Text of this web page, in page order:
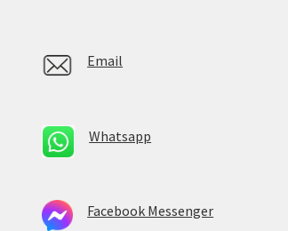
Email
Whatsapp
Facebook Messenger